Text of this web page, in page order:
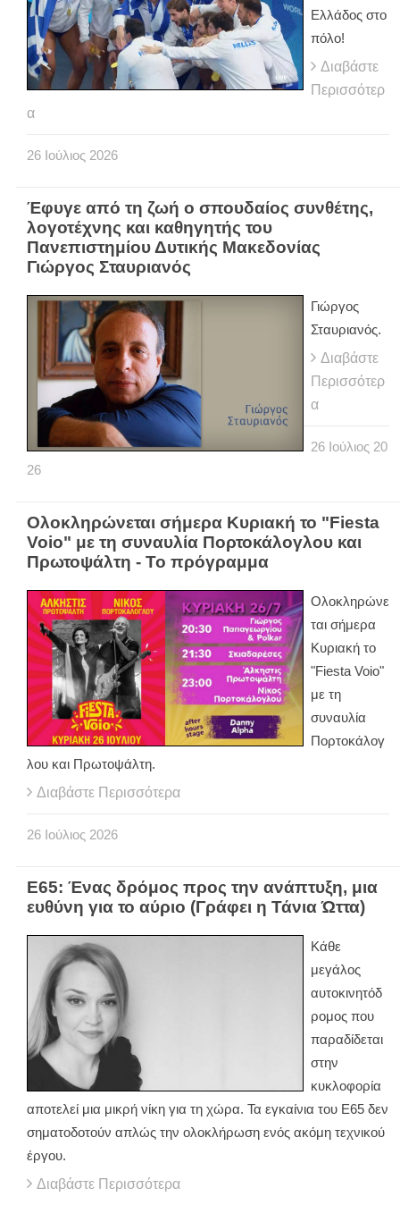
Ελλάδος στο
πόλο!
Διαβάστε
Περισσότερ
α
26 Ιούλιος 2026
Έφυγε από τη ζωή ο σπουδαίος συνθέτης,
λογοτέχνης και καθηγητής του
Πανεπιστημίου Δυτικής Μακεδονίας
Γιώργος Σταυριανός
Γιώργος
Σταυριανός.
Διαβάστε
Περισσότερ
α
26 Ιούλιος 20
26
Ολοκληρώνεται σήμερα Κυριακή το "Fiesta
Voio" με τη συναυλία Πορτοκάλογλου και
Πρωτοψάλτη - Το πρόγραμμα
Ολοκληρώνε
ται σήμερα
Κυριακή το
"Fiesta Voio"
με τη
συναυλία
Πορτοκάλογ
λου και Πρωτοψάλτη.
Διαβάστε Περισσότερα
26 Ιούλιος 2026
Ε65: Ένας δρόμος προς την ανάπτυξη, μια
ευθύνη για το αύριο (Γράφει η Τάνια Ώττα)
Κάθε
μεγάλος
αυτοκινητόδ
ρομος που
παραδίδεται
στην
κυκλοφορία
αποτελεί μια μικρή νίκη για τη χώρα. Τα εγκαίνια του Ε65 δεν
σηματοδοτούν απλώς την ολοκλήρωση ενός ακόμη τεχνικού
έργου.
Διαβάστε Περισσότερα